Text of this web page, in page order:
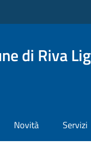
di Riva
Novità Servizi